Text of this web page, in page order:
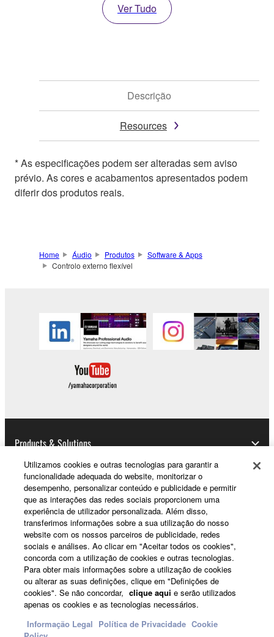
Ver Tudo
Descrição
Resources
* As especificações podem ser alteradas sem aviso
prévio. As cores e acabamentos apresentados podem
diferir dos produtos reais.
Home Áudio Produtos
Software & Apps
Controlo externo flexível
Products & Solutions
News
About Yamaha
Portugal - English
Consumer
Utilizamos cookies e outras tecnologias para garantir a
funcionalidade adequada do website, monitorizar o
desempenho, personalizar conteúdo e publicidade e permitir
que as interações das redes sociais proporcionem uma
experiência de utilizador personalizada. Além disso,
transferimos informações sobre a sua utilização do nosso
website com os nossos parceiros de publicidade, redes
sociais e análises. Ao clicar em "Aceitar todos os cookies",
concorda com a utilização de cookies e outras tecnologias.
Para obter mais informações sobre a utilização de cookies
ou alterar as suas definições, clique em "Definições de
cookies". Se não concordar, clique aqui e serão utilizados
apenas os cookies e as tecnologias necessários.
Informação Legal Política de Privacidade Cookie